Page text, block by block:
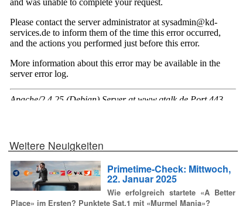
Weitere Neuigkeiten
Primetime-Check: Mittwoch,
22. Januar 2025
Wie erfolgreich startete «A Better
Place» im Ersten? Punktete Sat.1 mit «Murmel Mania»?